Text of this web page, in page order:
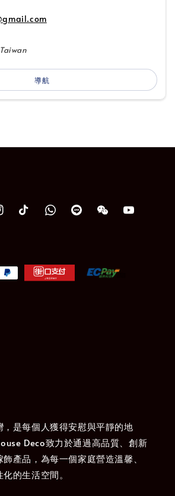
導航
，是每個人獲得安慰與平靜的地
Deco致力於通過高品質、創新
產品，為每一個家庭營造溫馨、
的生活空間。